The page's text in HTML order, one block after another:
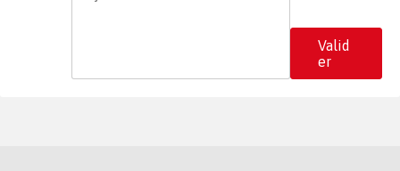
Valid
er